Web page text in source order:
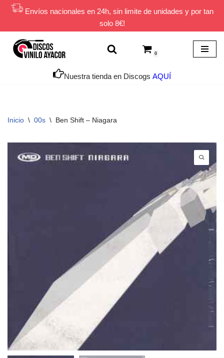
contenido
Envíos nacionales en 24h, sin limite de unidades y por tan
solo 8€!
0
Nuestra tienda en Discogs AQUÍ
Inicio \ 00s \ Ben Shift ‎– Niagara